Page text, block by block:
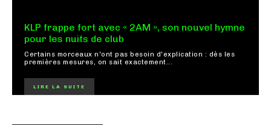
KLP frappe fort avec « 2AM », son nouvel hymne
pour les nuits de club
Certains morceaux n'ont pas besoin d'explication : dès les
premières mesures, on sait exactement...
LIRE LA SUITE